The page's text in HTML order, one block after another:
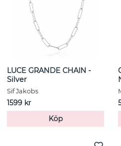
LUCE GRANDE CHAIN -
Silver
Sif Jakobs
1599 kr
Köp